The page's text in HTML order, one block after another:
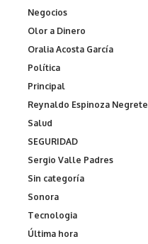
Negocios
Olor a Dinero
Oralia Acosta García
Política
Principal
Reynaldo Espinoza Negrete
Salud
SEGURIDAD
Sergio Valle Padres
Sin categoría
Sonora
Tecnologia
Última hora